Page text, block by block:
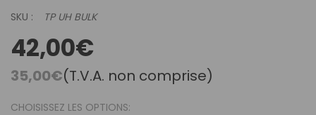
SKU : TP UH BULK
42,00€
35,00€(T.V.A. non comprise)
CHOISISSEZ LES OPTIONS: